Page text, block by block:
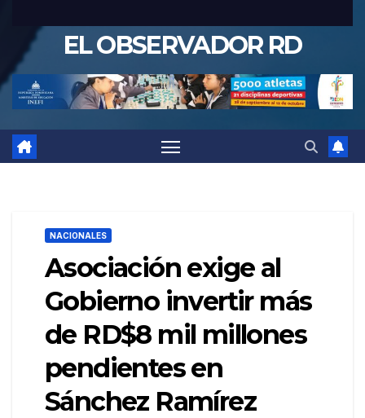
EL OBSERVADOR RD
NACIONALES
Asociación exige al
Gobierno invertir más
de RD$8 mil millones
pendientes en
Sánchez Ramírez